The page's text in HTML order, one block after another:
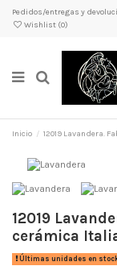
Pedidos/entregas y
Wishlist (0)
Inicio 12019 Lavandera.
12019
cerámica
Últimas unidades en